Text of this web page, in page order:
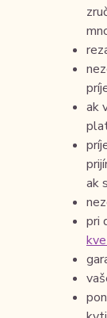
ak
ak
pri